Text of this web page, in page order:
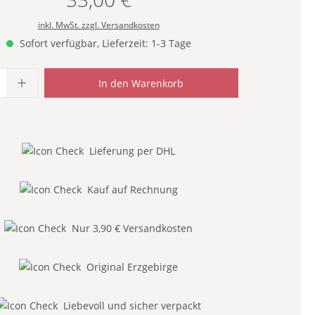
Regulärer Preis:
inkl. MwSt. zzgl. Versandkosten
Sofort verfügbar, Lieferzeit: 1-3 Tage
Gib den gewünschten Wert
In den Warenkorb
Lieferung per DHL
Kauf auf Rechnung
Nur 3,90 € Versandkosten
Original Erzgebirge
Liebevoll und sicher verpackt